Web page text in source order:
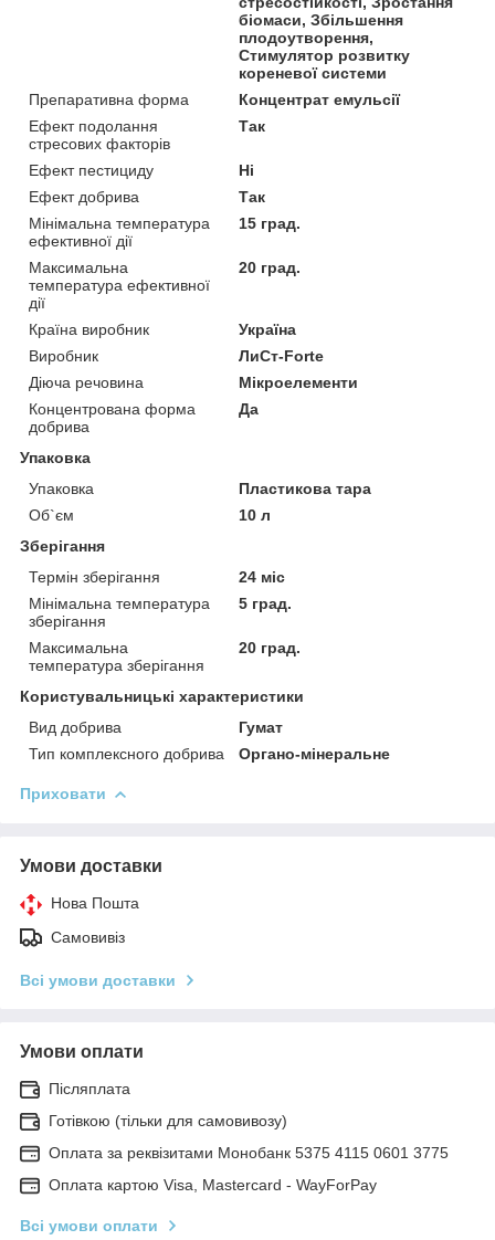
біомаси, Збільшення
плодоутворення,
Стимулятор розвитку
кореневої системи
Препаративна форма
Концентрат емульсії
Ефект подолання
стресових факторів
Так
Ефект пестициду
Ні
Ефект добрива
Так
Мінімальна температура
ефективної дії
15 град.
Максимальна
температура ефективної
дії
20 град.
Країна виробник
Україна
Виробник
ЛиСт-Forte
Діюча речовина
Мікроелементи
Концентрована форма
добрива
Да
Упаковка
Упаковка
Пластикова тара
Об`єм
10 л
Зберігання
Термін зберігання
24 міс
Мінімальна температура
зберігання
5 град.
Максимальна
температура зберігання
20 град.
Користувальницькі характеристики
Вид добрива
Гумат
Тип комплексного добрива
Органо-мінеральне
Приховати
Умови доставки
Нова Пошта
Самовивіз
Всі умови доставки
Умови оплати
Післяплата
Готівкою (тільки для самовивозу)
Оплата за реквізитами Монобанк 5375 4115 0601 3775
Оплата картою Visa, Mastercard - WayForPay
Всі умови оплати